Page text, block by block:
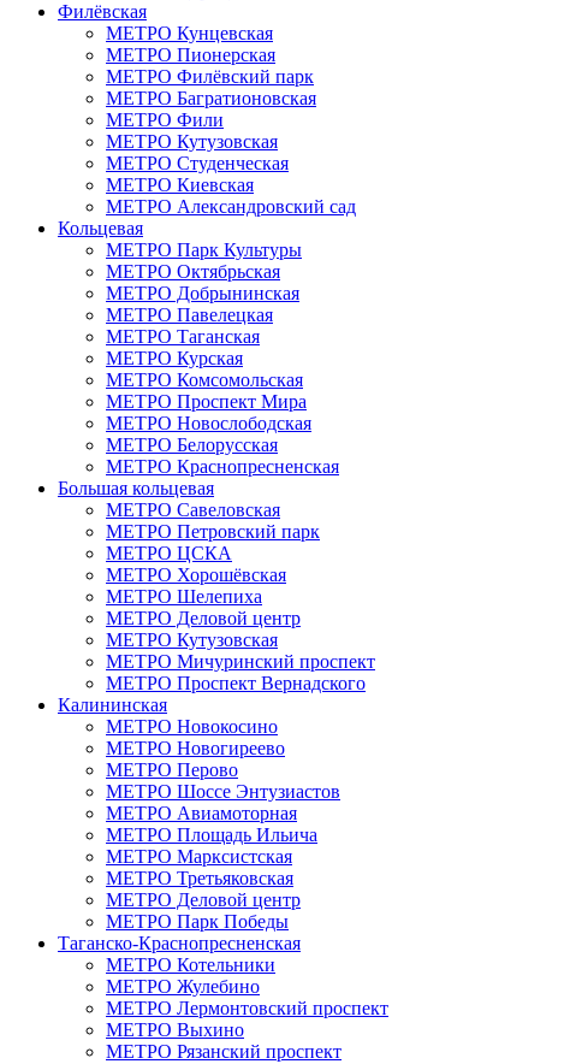
Филёвская
МЕТРО Кунцевская
МЕТРО Пионерская
МЕТРО Филёвский парк
МЕТРО Багратионовская
МЕТРО Фили
МЕТРО Кутузовская
МЕТРО Студенческая
МЕТРО Киевская
МЕТРО Александровский сад
Кольцевая
МЕТРО Парк Культуры
МЕТРО Октябрьская
МЕТРО Добрынинская
МЕТРО Павелецкая
МЕТРО Таганская
МЕТРО Курская
МЕТРО Комсомольская
МЕТРО Проспект Мира
МЕТРО Новослободская
МЕТРО Белорусская
МЕТРО Краснопресненская
Большая кольцевая
МЕТРО Савеловская
МЕТРО Петровский парк
МЕТРО ЦСКА
МЕТРО Хорошёвская
МЕТРО Шелепиха
МЕТРО Деловой центр
МЕТРО Кутузовская
МЕТРО Мичуринский проспект
МЕТРО Проспект Вернадского
Калининская
МЕТРО Новокосино
МЕТРО Новогиреево
МЕТРО Перово
МЕТРО Шоссе Энтузиастов
МЕТРО Авиамоторная
МЕТРО Площадь Ильича
МЕТРО Марксистская
МЕТРО Третьяковская
МЕТРО Деловой центр
МЕТРО Парк Победы
Таганско‑Краснопресненская
МЕТРО Котельники
МЕТРО Жулебино
МЕТРО Лермонтовский проспект
МЕТРО Выхино
МЕТРО Рязанский проспект